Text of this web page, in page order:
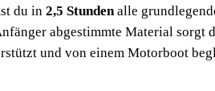
du in 2,5 Stunden alle
abgestimmte Material sorgt
und von einem Motorboot